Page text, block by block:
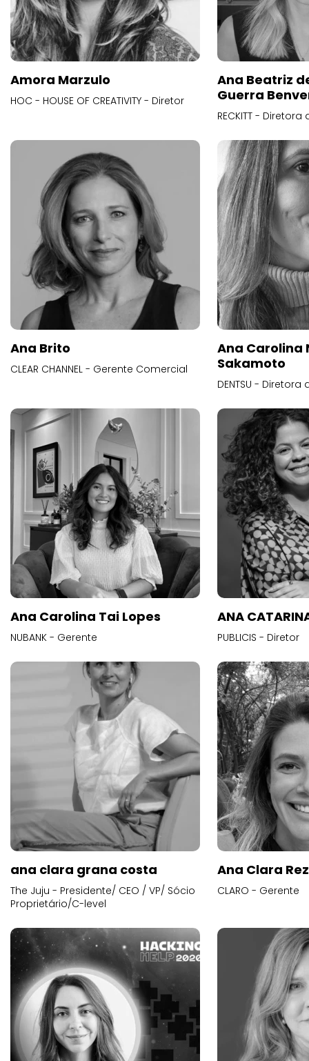
Amora Marzulo
HOC - HOUSE OF CREATIVITY - Diretor
Ana Beatriz
Guerra
RECKITT -
Ana Brito
CLEAR CHANNEL - Gerente Comercial
Ana Carolina
Sakamoto
DENTSU -
Ana Carolina Tai Lopes
NUBANK - Gerente
ANA
PUBLICIS - Diretor
ana clara grana costa
The Juju - Presidente/ CEO / VP/ Sócio
Proprietário/C-level
Ana Clara
CLARO - Gerente